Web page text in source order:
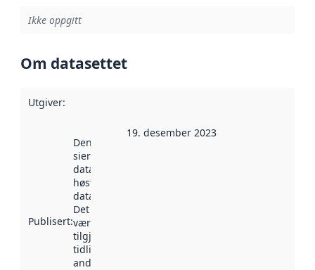
Ikke oppgitt
Om datasettet
Utgiver:
Publisert:
Denne datoen
sier når
datasettet ble
høstet av
data.norge.no.
Det kan ha
vært
tilgjengelig
tidligere
andre steder.
19. desember 2023